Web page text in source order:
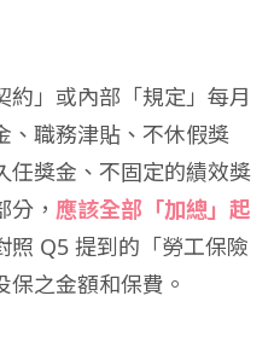
」或內部「規定」每月
、職務津貼、不休假獎
任獎金、不固定的績效獎
， 應該全部「加總」起
照 Q5 提到的「勞工保險
之金額和保費。